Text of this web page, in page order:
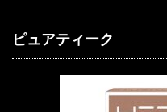
ピュアティーク